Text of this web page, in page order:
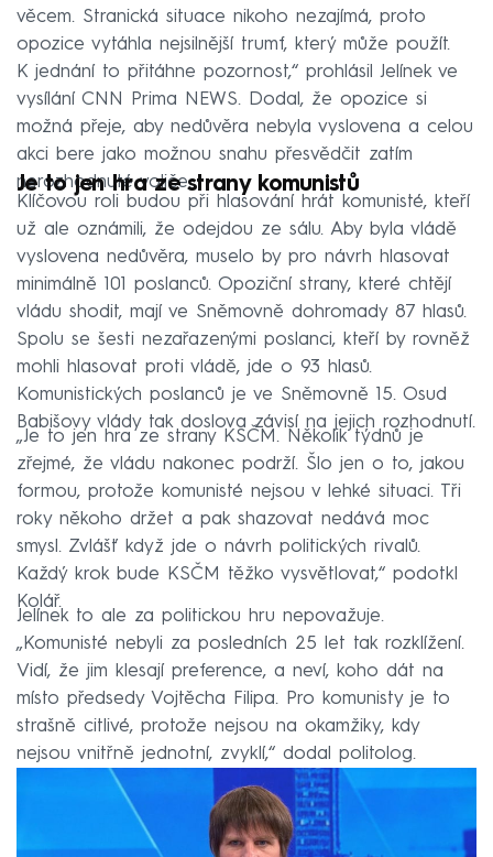
věcem. Stranická situace nikoho nezajímá, proto
opozice vytáhla nejsilnější trumf, který může použít.
K jednání to přitáhne pozornost,“ prohlásil Jelínek ve
vysílání CNN Prima NEWS. Dodal, že opozice si
možná přeje, aby nedůvěra nebyla vyslovena a celou
akci bere jako možnou snahu přesvědčit zatím
nerozhodnuté voliče.
Je to jen hra ze strany komunistů
Klíčovou roli budou při hlasování hrát komunisté, kteří
už ale oznámili, že odejdou ze sálu. Aby byla vládě
vyslovena nedůvěra, muselo by pro návrh hlasovat
minimálně 101 poslanců. Opoziční strany, které chtějí
vládu shodit, mají ve Sněmovně dohromady 87 hlasů.
Spolu se šesti nezařazenými poslanci, kteří by rovněž
mohli hlasovat proti vládě, jde o 93 hlasů.
Komunistických poslanců je ve Sněmovně 15. Osud
Babišovy vlády tak doslova závisí na jejich rozhodnutí.
„Je to jen hra ze strany KSČM. Několik týdnů je
zřejmé, že vládu nakonec podrží. Šlo jen o to, jakou
formou, protože komunisté nejsou v lehké situaci. Tři
roky někoho držet a pak shazovat nedává moc
smysl. Zvlášť když jde o návrh politických rivalů.
Každý krok bude KSČM těžko vysvětlovat,“ podotkl
Kolář.
Jelínek to ale za politickou hru nepovažuje.
„Komunisté nebyli za posledních 25 let tak rozklížení.
Vidí, že jim klesají preference, a neví, koho dát na
místo předsedy Vojtěcha Filipa. Pro komunisty je to
strašně citlivé, protože nejsou na okamžiky, kdy
nejsou vnitřně jednotní, zvyklí,“ dodal politolog.